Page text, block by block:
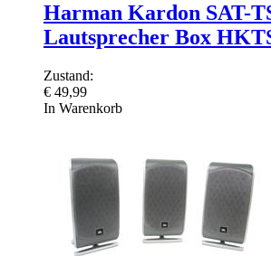
Harman Kardon SAT-
Lautsprecher Box
Zustand:
€ 49,99
In Warenkorb